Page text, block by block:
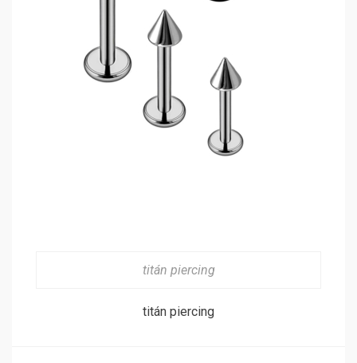
titán piercing
titán piercing